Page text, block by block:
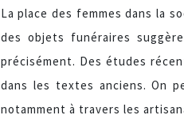
La place des femmes dans la
des objets funéraires
précisément. Des études
dans les textes anciens. On
notamment à travers les